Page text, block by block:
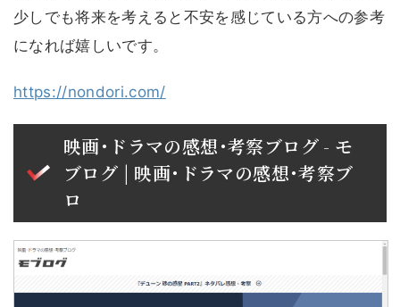
少しでも将来を考えると不安を感じている方への参考
になれば嬉しいです。
https://nondori.com/
映画･ドラマの感想･考察ブログ - モ
ブログ | 映画･ドラマの感想･考察ブ
ロ